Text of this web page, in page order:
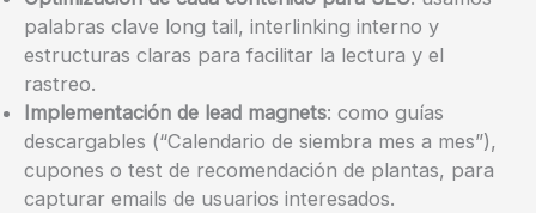
palabras clave long tail, interlinking interno y
estructuras claras para facilitar la lectura y el
rastreo.
Implementación de lead magnets: como guías
descargables (“Calendario de siembra mes a mes”),
cupones o test de recomendación de plantas, para
capturar emails de usuarios interesados.